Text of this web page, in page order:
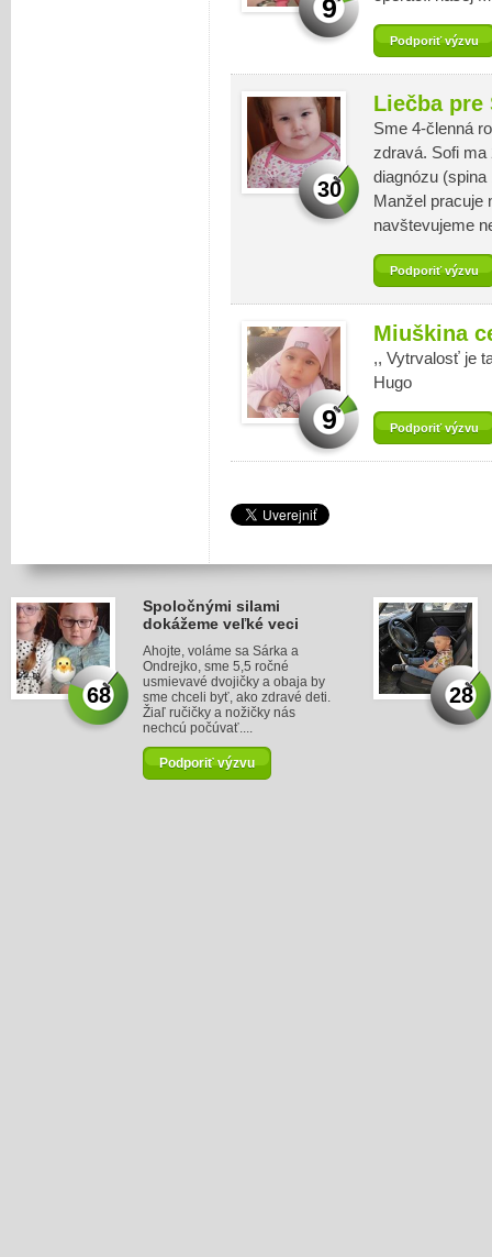
9
Podporiť výzvu
30
Liečba pre
Sme 4-členná
zdravá. Sofi
diagnózu
Manžel pracuje
navštevujeme
Podporiť výzvu
9
Miuškina
,, Vytrvalosť je
Hugo
Podporiť výzvu
68
Spoločnými silami
dokážeme veľké veci
Ahojte, voláme sa Sárka a
Ondrejko, sme 5,5 ročné
usmievavé dvojičky a obaja by
sme chceli byť, ako zdravé deti.
Žiaľ ručičky a nožičky nás
nechcú počúvať....
Podporiť výzvu
28